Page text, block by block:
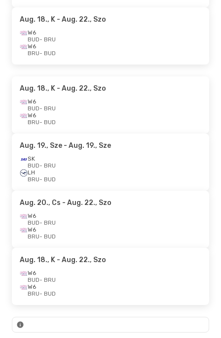
Aug. 18., K - Aug. 22., Szo
W6
BUD- BRU
W6
BRU- BUD
Aug. 18., K - Aug. 22., Szo
W6
BUD- BRU
W6
BRU- BUD
Aug. 19., Sze - Aug. 19., Sze
SK
BUD- BRU
LH
BRU- BUD
Aug. 20., Cs - Aug. 22., Szo
W6
BUD- BRU
W6
BRU- BUD
Aug. 18., K - Aug. 22., Szo
W6
BUD- BRU
W6
BRU- BUD